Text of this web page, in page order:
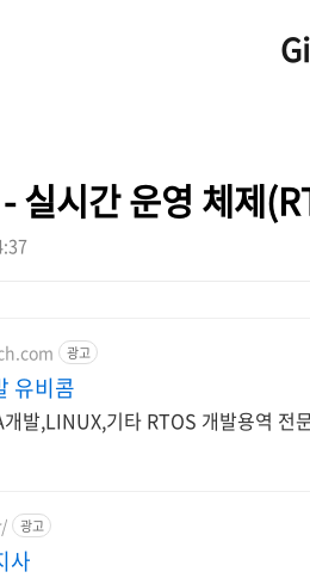
실시간 운영 체제
광고
유비콤
발,LINUX,기타 RTOS 개발용역 전
광고
사